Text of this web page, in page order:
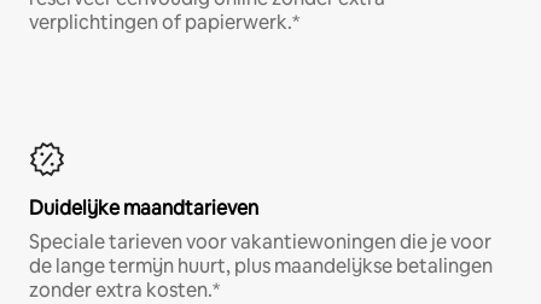
verplichtingen of papierwerk.*
Duidelijke maandtarieven
Speciale tarieven voor vakantiewoningen die je voor
de lange termijn huurt, plus maandelijkse betalingen
zonder extra kosten.*